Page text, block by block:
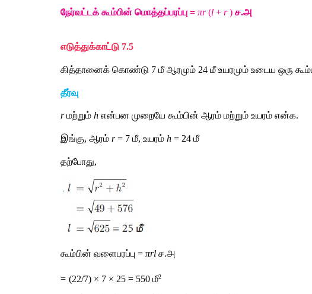
நேர்வட்டக் கூம்பின் மொத்தப்பரப்பு = πr (l + r ) ச.அ
எடுத்துக்காட்டு 7.5
கித்தானைக் கொண்டு 7 மீ ஆரமும் 24 மீ உயரமும் உடைய ஒரு
தீர்வு
r மற்றும் h என்பன முறையே கூம்பின் ஆரம் மற்றும் உயரம் என்க.
இங்கு, ஆரம் r = 7 மீ, உயரம் h = 24 மீ
தற்போது,
கூம்பின் வளைபரப்பு = πrl ச.அ
= (22/7) × 7 × 25 = 550 மீ2